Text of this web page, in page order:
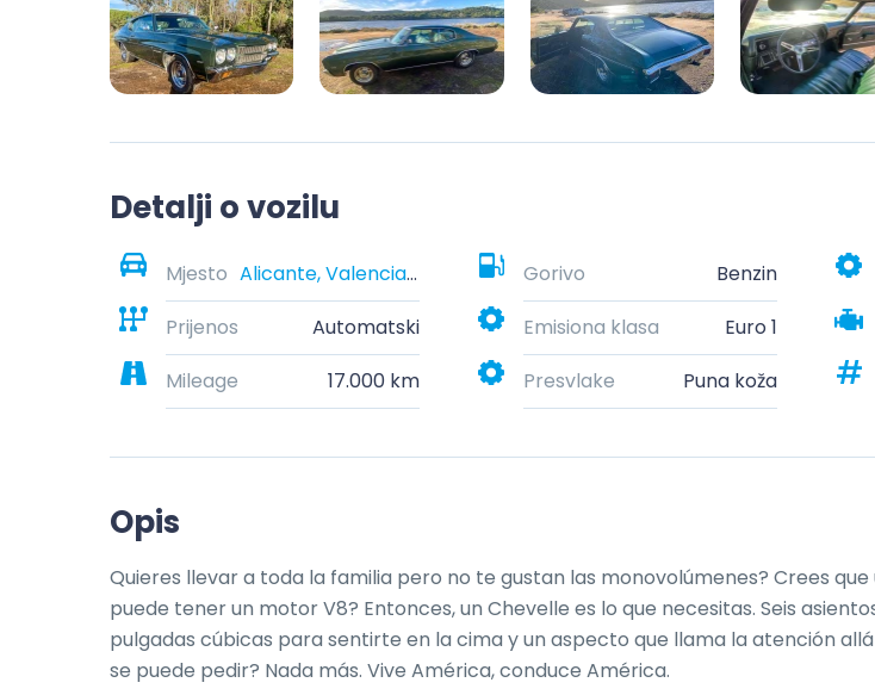
Detalji o vozilu
Mjesto Alicante, Valencian Community, Spain Gorivo Benzin
Prijenos
Automatski Emisiona klasa Euro 1
Mileage
17.000 km Presvlake Puna koža
Opis
Quieres llevar a toda la familia pero no te gustan las monovolúmenes? Crees
puede tener un motor V8? Entonces, un Chevelle es lo que necesitas. Seis
pulgadas cúbicas para sentirte en la cima y un aspecto que llama la atención
se puede pedir? Nada más. Vive América, conduce América.